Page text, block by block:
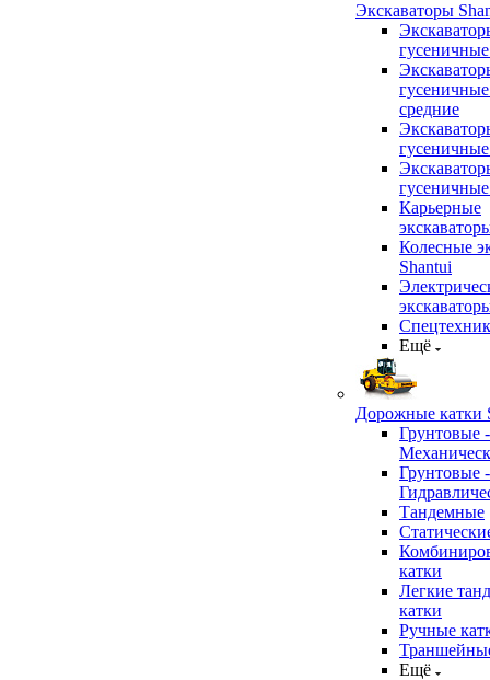
Экскаваторы
средние
Карьерные
Колесные
Shantui
Ещё
Дорожные катки
Грунтовые -
Грунтовые -
Тандемные
катки
Легкие
катки
Ручные
Ещё